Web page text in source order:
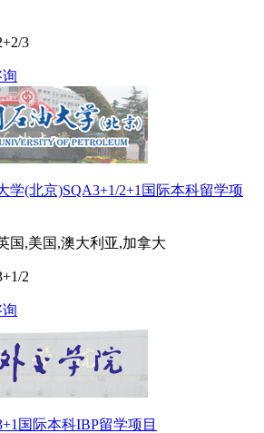
3
学(北京)SQA3+1/2+1国际本科留学项
国,美国,澳大利亚,加拿大
2
国际本科IBP留学项目